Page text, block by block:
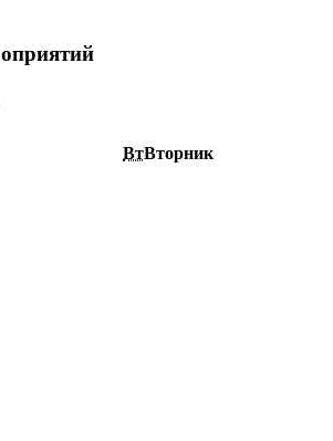
ВтВторник